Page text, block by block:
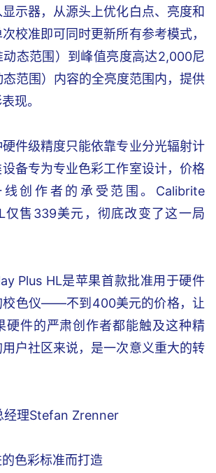
示器，从源头上优化白点、亮度和
校准即可同时更新所有参考模式，
动态范围）到峰值亮度高达2,000尼
范围）内容的全亮度范围内，提供
现。
件级精度只能依靠专业分光辐射计
备专为专业色彩工作室设计，价格
创作者的承受范围。Calibrite
仅售339美元，彻底改变了这一局
Plus HL是苹果首款批准用于硬件
校色仪——不到400美元的价格，让
硬件的严肃创作者都能触及这种精
户社区来说，是一次意义重大的转
理Stefan Zrenner
色彩标准而打造